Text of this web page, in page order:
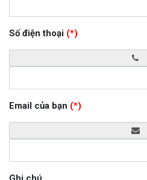
Số điện thoại (*)
Email của bạn (*)